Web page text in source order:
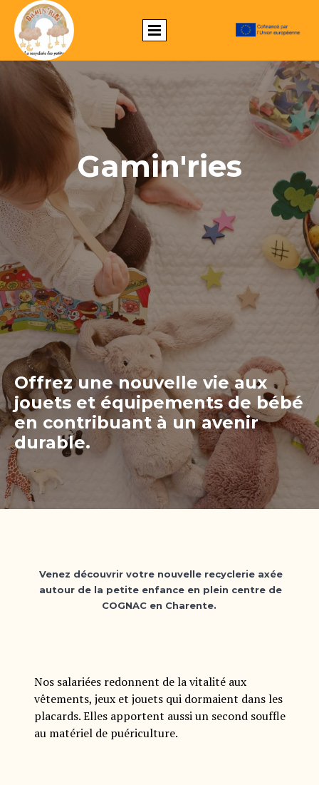
Gamin'ries
Offrez une nouvelle vie aux
jouets et équipements de bébé
en contribuant à un avenir
durable.
Venez découvrir votre nouvelle recyclerie axée
autour de la petite enfance en plein centre de
COGNAC en Charente.
Nos salariées redonnent de la vitalité aux
vêtements, jeux et jouets qui dormaient dans les
placards. Elles apportent aussi un second souffle
au matériel de puériculture.